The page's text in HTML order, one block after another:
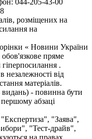
розміщених на
на
« Новини України
обов'язкове пряме
.
незалежності від
матеріалів.
видань) - повинна бути
абзаці
"Заява",
"Тест-драйв",
на правах